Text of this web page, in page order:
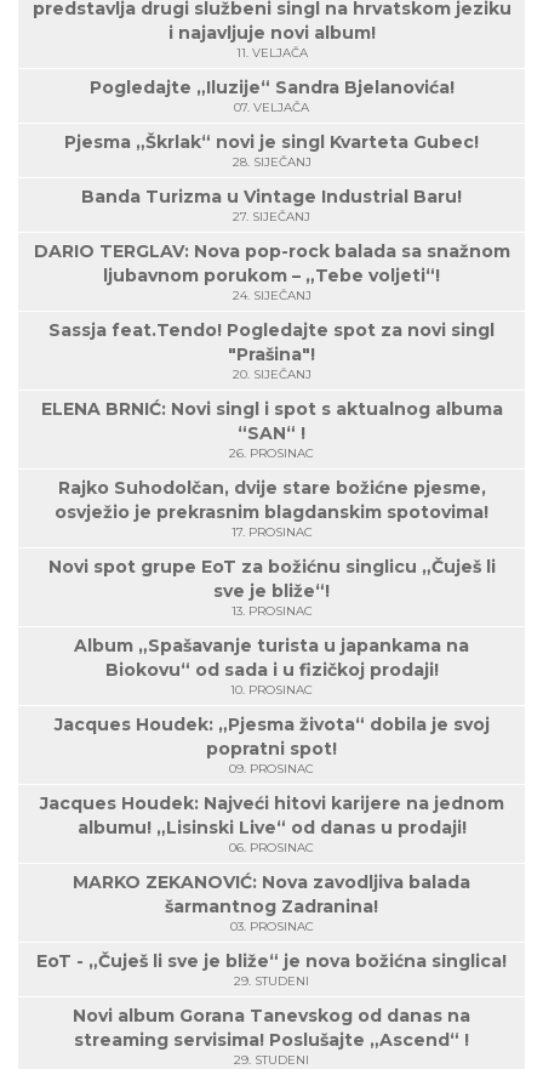
predstavlja drugi službeni singl na hrvatskom jeziku
i najavljuje novi album!
11. VELJAČA
Pogledajte „Iluzije“ Sandra Bjelanovića!
07. VELJAČA
Pjesma „Škrlak“ novi je singl Kvarteta Gubec!
28. SIJEČANJ
Banda Turizma u Vintage Industrial Baru!
27. SIJEČANJ
DARIO TERGLAV: Nova pop-rock balada sa snažnom
ljubavnom porukom – „Tebe voljeti“!
24. SIJEČANJ
Sassja feat.Tendo! Pogledajte spot za novi singl
"Prašina"!
20. SIJEČANJ
ELENA BRNIĆ: Novi singl i spot s aktualnog albuma
“SAN“ !
26. PROSINAC
Rajko Suhodolčan, dvije stare božićne pjesme,
osvježio je prekrasnim blagdanskim spotovima!
17. PROSINAC
Novi spot grupe EoT za božićnu singlicu „Čuješ li
sve je bliže“!
13. PROSINAC
Album „Spašavanje turista u japankama na
Biokovu“ od sada i u fizičkoj prodaji!
10. PROSINAC
Jacques Houdek: „Pjesma života“ dobila je svoj
popratni spot!
09. PROSINAC
Jacques Houdek: Najveći hitovi karijere na jednom
albumu! „Lisinski Live“ od danas u prodaji!
06. PROSINAC
MARKO ZEKANOVIĆ: Nova zavodljiva balada
šarmantnog Zadranina!
03. PROSINAC
EoT - „Čuješ li sve je bliže“ je nova božićna singlica!
29. STUDENI
Novi album Gorana Tanevskog od danas na
streaming servisima! Poslušajte „Ascend“ !
29. STUDENI